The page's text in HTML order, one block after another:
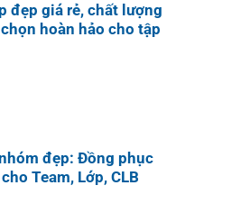
đẹp giá rẻ, chất lượng
hoàn hảo cho tập
đẹp: Đồng phục
Team, Lớp, CLB